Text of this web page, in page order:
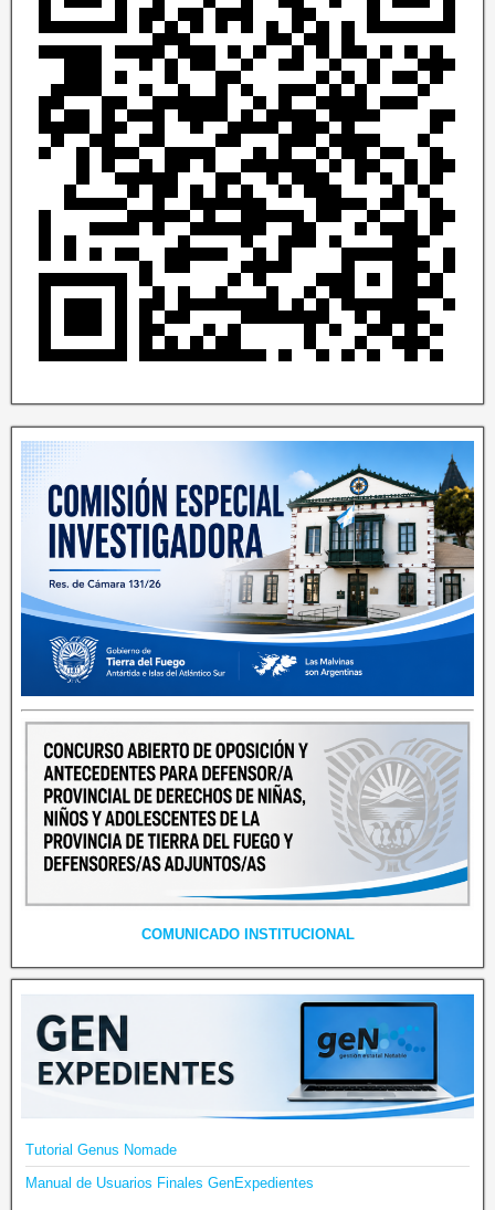
COMUNICADO INSTITUCIONAL
Tutorial Genus Nomade
Manual de Usuarios Finales GenExpedientes